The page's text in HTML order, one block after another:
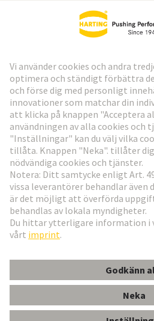
HARTING:s nyhetsbrev
Gå till registrering
Social Media
Sverige
© Teknologi-koncernen HARTING
ImprintIntegritetspolicy